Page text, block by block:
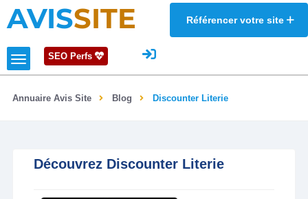
AVISSITE Référencer votre site
SEO Perfs
Annuaire Avis Site Blog Discounter Literie
Découvrez Discounter Literie